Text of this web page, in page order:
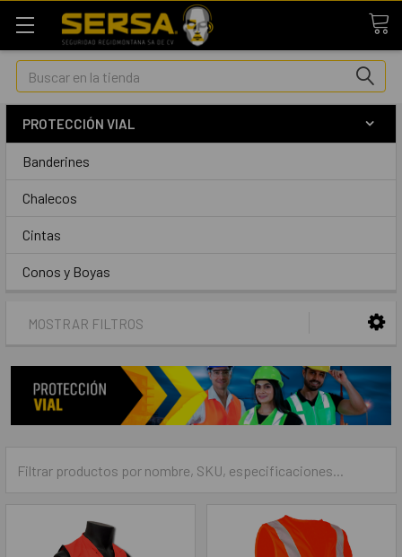
Buscar
PROTECCIÓN VIAL
Banderines
Chalecos
Cintas
Conos y Boyas
MOSTRAR FILTROS